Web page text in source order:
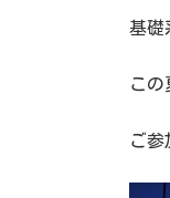
基礎
この
ご参